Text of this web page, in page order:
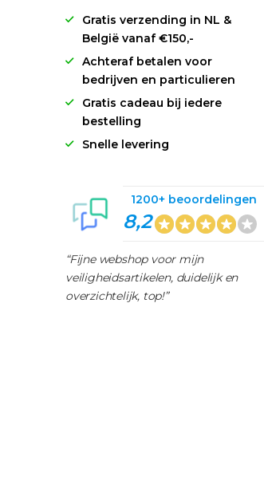
Gratis verzending in NL &
België vanaf €150,-
Achteraf betalen voor
bedrijven en particulieren
Gratis cadeau bij iedere
bestelling
Snelle levering
8,2
1200+ beoordelingen
“Fijne webshop voor mijn
veiligheidsartikelen, duidelijk en
overzichtelijk, top!”